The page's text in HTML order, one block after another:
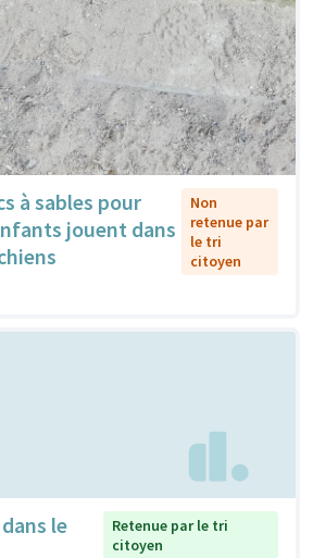
à sables pour
jouent dans
Non
retenue par
le tri
citoyen
le
Retenue par le tri
citoyen